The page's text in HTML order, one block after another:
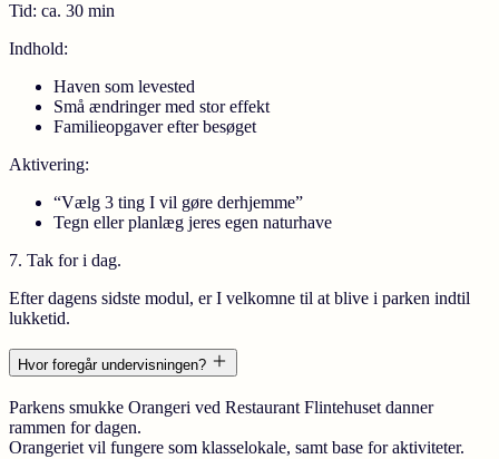
Tid: ca. 30 min
Indhold:
Haven som levested
Små ændringer med stor effekt
Familieopgaver efter besøget
Aktivering:
“Vælg 3 ting I vil gøre derhjemme”
Tegn eller planlæg jeres egen naturhave
7. Tak for i dag.
Efter dagens sidste modul, er I velkomne til at blive i parken indtil
lukketid.
Hvor foregår undervisningen?
Parkens smukke Orangeri ved Restaurant Flintehuset danner
rammen for dagen.
Orangeriet vil fungere som klasselokale, samt base for aktiviteter.